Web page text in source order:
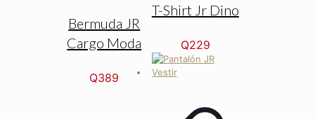
Bermuda JR
Cargo Moda
Q389
T-Shirt Jr Dino
Q229